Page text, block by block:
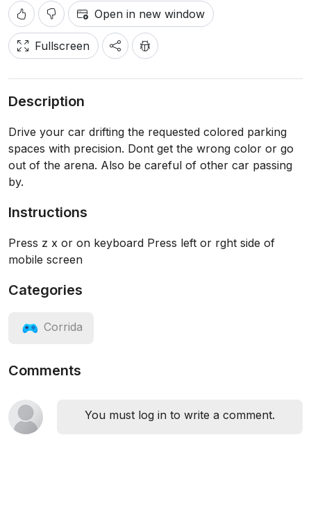
Open in new window
Fullscreen
Description
Drive your car drifting the requested colored parking
spaces with precision. Dont get the wrong color or go
out of the arena. Also be careful of other car passing
by.
Instructions
Press z x or on keyboard Press left or rght side of
mobile screen
Categories
Corrida
Comments
You must log in to write a comment.